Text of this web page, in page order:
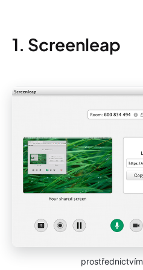
1. Screenleap
prostřednictvím